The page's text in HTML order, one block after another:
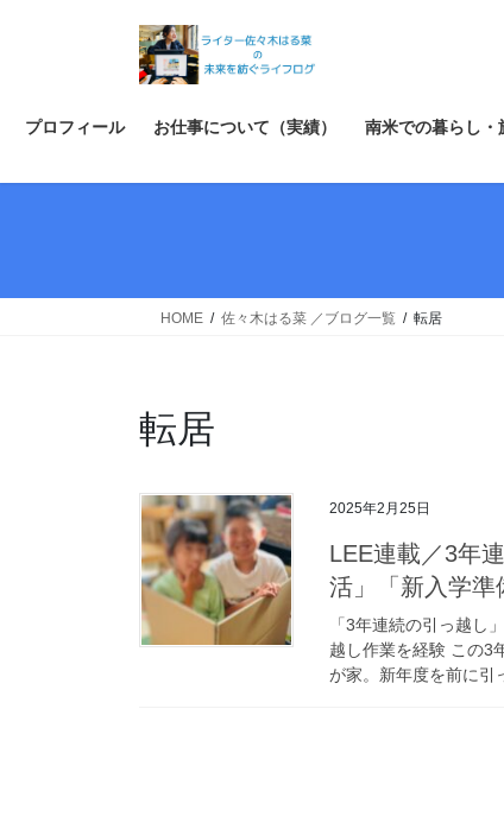
ス
ン
プロフィール お仕事について（実績） 南米での暮らし・
HOME 佐々木はる菜 ／ブログ一覧 転居
転居
2025年2月25日
LEE連載／3年
活」「新入学準
「3年連続の引っ越し
越し作業を経験 この3
が家。新年度を前に